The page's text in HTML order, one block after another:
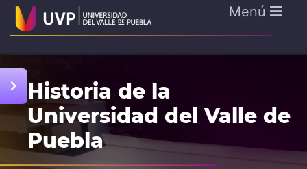
Menú
Historia de la
Universidad del Valle de
Puebla